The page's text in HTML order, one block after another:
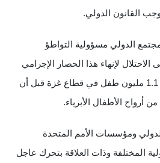
القانون الدولي.
الدولي مسؤولية التواطؤ
لإنهاء هذا الحصار الإجرامي
وغير الأخلاقي، وإنقاذ حياة 1.1 مليون طفل في قطاع غزة قبل أن
أرواح الأطفال الأبرياء.
ومؤسسات الأمم المتحدة
المختلفة وذات العلاقة بتحرك عاجل